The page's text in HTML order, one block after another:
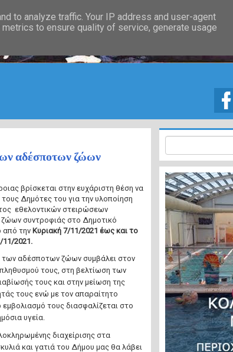
αδέσποτων ζώων
βρίσκεται στην ευχάριστη θέση να
Δημότες του για την υλοποίηση
εθελοντικών στειρώσεων
συντροφιάς στο Δημοτικό
από τηνΚυριακή 7/11/2021 έως και το
2021.
αδέσποτων ζώων συμβάλει στον
τους, στη βελτίωση των
τους και στην μείωση της
τους ενώ με τον απαραίτητο
εμβολιασμό τους διασφαλίζεται στο
υγεία.
διαχείρισης στα
και γατιά του Δήμου μας θα λάβει
to analyze traffic. Your IP address and user-agent
to ensure quality of service, generate usage